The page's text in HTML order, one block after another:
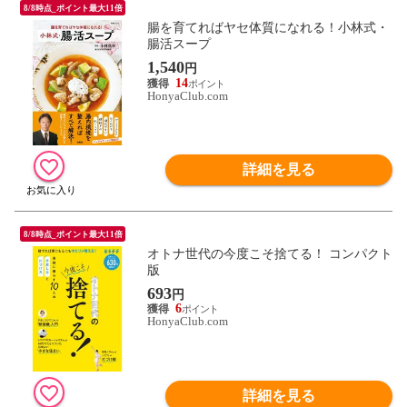
8/8時点_ポイント最大11倍
腸を育てればヤセ体質になれる！小林式・
腸活スープ
1,540円
14
HonyaClub.com
詳細を見る
8/8時点_ポイント最大11倍
オトナ世代の今度こそ捨てる！ コンパクト
版
693円
6
HonyaClub.com
詳細を見る